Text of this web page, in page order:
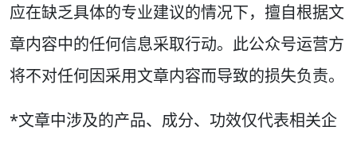
应在缺乏具体的专业建议的情况下，擅自根据文
章内容中的任何信息采取行动。此公众号运营方
将不对任何因采用文章内容而导致的损失负责。
*文章中涉及的产品、成分、功效仅代表相关企